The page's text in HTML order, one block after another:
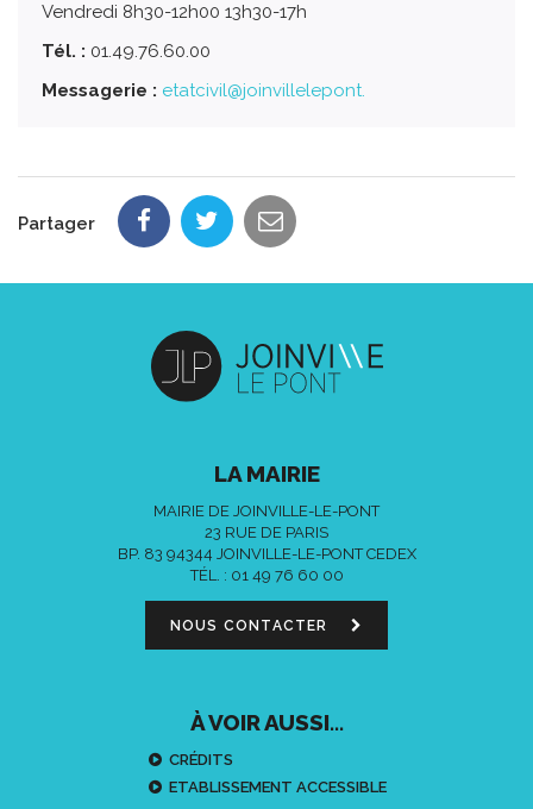
Vendredi 8h30-12h00 13h30-17h
Tél. : 01.49.76.60.00
Messagerie : etatcivil@joinvillelepont.
Partager
LA MAIRIE
MAIRIE DE JOINVILLE-LE-PONT
23 RUE DE PARIS
BP. 83 94344 JOINVILLE-LE-PONT CEDEX
TÉL. : 01 49 76 60 00
NOUS CONTACTER
À VOIR AUSSI...
CRÉDITS
ETABLISSEMENT ACCESSIBLE